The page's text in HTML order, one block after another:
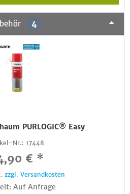
4
PURLOGIC® Easy
Nr.: 17448
€ *
zzgl. Versandkosten
Auf Anfrage